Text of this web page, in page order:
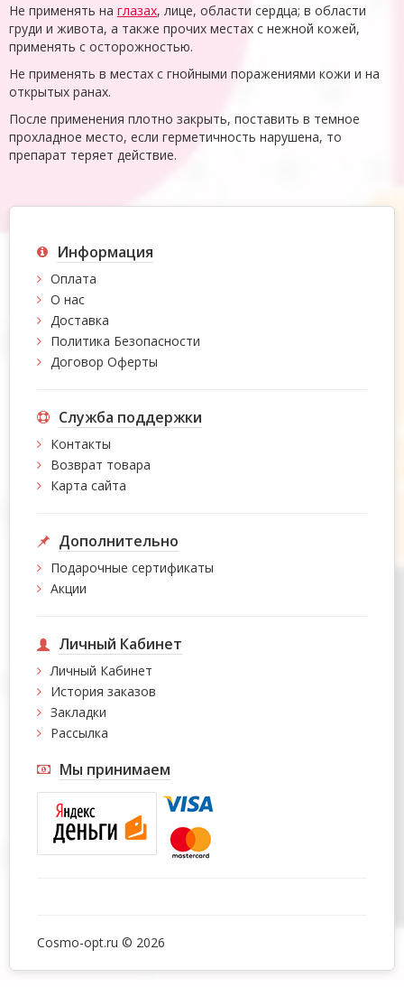
Не применять на глазах, лице, области сердца; в области
груди и живота, а также прочих местах с нежной кожей,
применять с осторожностью.
Не применять в местах с гнойными поражениями кожи и на
открытых ранах.
После применения плотно закрыть, поставить в темное
прохладное место, если герметичность нарушена, то
препарат теряет действие.
Информация
Оплата
О нас
Доставка
Политика Безопасности
Договор Оферты
Служба поддержки
Контакты
Возврат товара
Карта сайта
Дополнительно
Подарочные сертификаты
Акции
Личный Кабинет
Личный Кабинет
История заказов
Закладки
Рассылка
Мы принимаем
Cosmo-opt.ru © 2026